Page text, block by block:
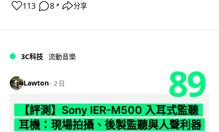
113 8 ↗ 分享
3C科技 流動音樂
Lawton 2 日 89
【評測】Sony IER-M500 入耳式監聽
耳機：現場拍攝、後製監聽與人聲利器